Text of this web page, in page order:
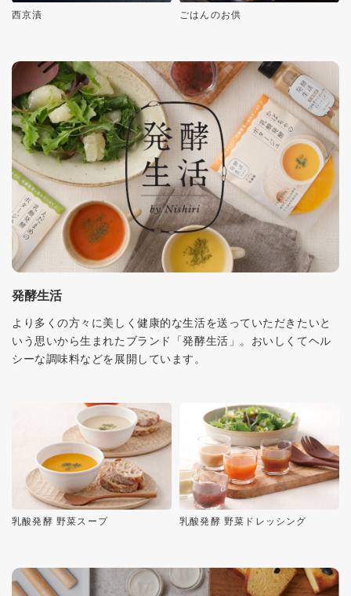
西京漬 ごはんのお供
発酵生活
より多くの方々に美しく健康的な生活を送っていただきたいと
いう思いから生まれたブランド「発酵生活」。おいしくてヘル
シーな調味料などを展開しています。
乳酸発酵 野菜スープ 乳酸発酵 野菜ドレッシング